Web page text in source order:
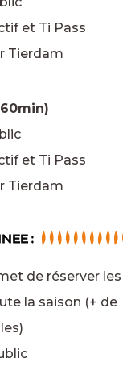
et Ti Pass
Tierdam
et Ti Pass
Tierdam
:
de réserver les
la saison (+ de